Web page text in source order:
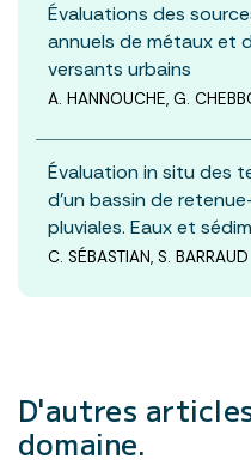
Évaluations des
annuels de métaux et
versants urbains
A. HANNOUCHE, G.
Évaluation in situ des
d’un bassin de
pluviales. Eaux et
C. SÉBASTIAN, S. BARRAUD
D'autres
domaine.